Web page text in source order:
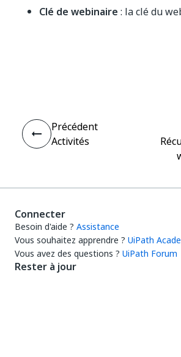
Clé de webinaire : la clé du
Précédent
Activités
Connecter
Besoin d'aide ? Assistance
Vous souhaitez apprendre ? UiPath
Vous avez des questions ? UiPath Forum
Rester à jour